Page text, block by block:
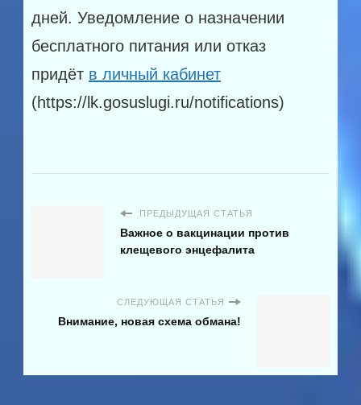
дней. Уведомление о назначении
бесплатного питания или отказ​
придёт в личный кабинет
(https://lk.gosuslugi.ru/notifications)
ПРЕДЫДУЩАЯ СТАТЬЯ
Важное о вакцинации против
клещевого энцефалита
СЛЕДУЮЩАЯ СТАТЬЯ
Внимание, новая схема обмана!